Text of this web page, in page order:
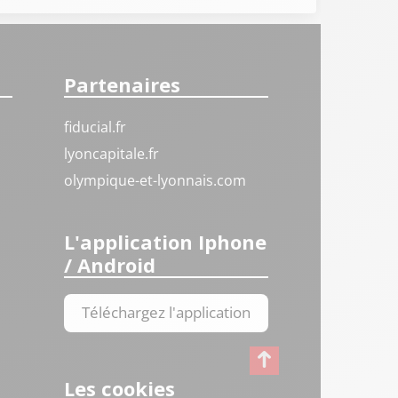
Partenaires
fiducial.fr
lyoncapitale.fr
olympique-et-lyonnais.com
L'application Iphone
/ Android
Téléchargez l'application
Les cookies